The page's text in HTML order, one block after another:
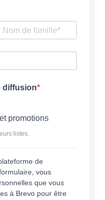
diffusion
promotions
listes.
de
vous
que vous
à Brevo pour être